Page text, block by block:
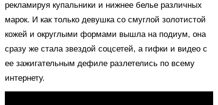
рекламируя купальники и нижнее белье различных
марок. И как только девушка со смуглой золотистой
кожей и округлыми формами вышла на подиум, она
сразу же стала звездой соцсетей, а гифки и видео с
ее зажигательным дефиле разлетелись по всему
интернету.